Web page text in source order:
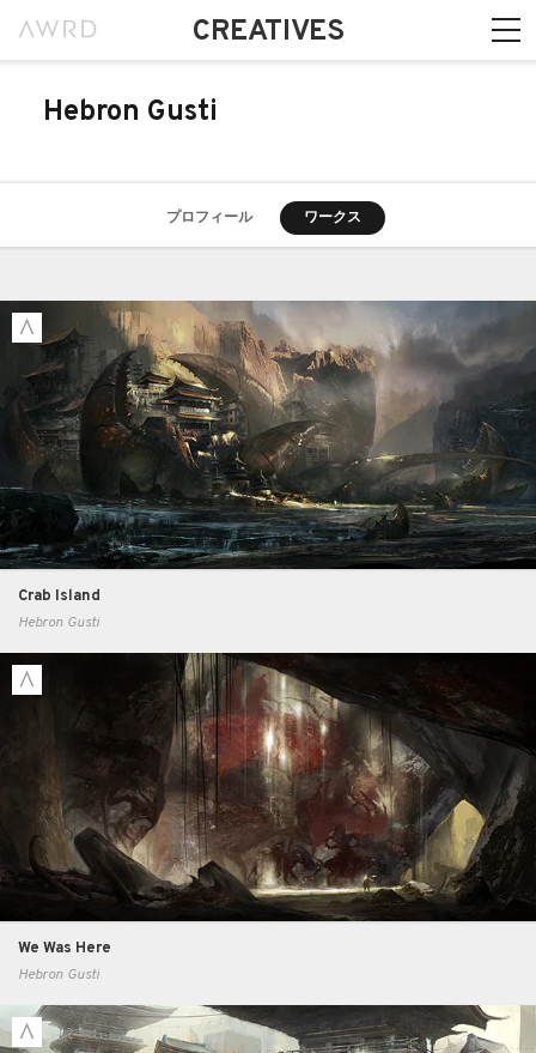
CREATIVES
Hebron Gusti
プロフィール ワークス
Crab Island
Hebron Gusti
We Was Here
Hebron Gusti